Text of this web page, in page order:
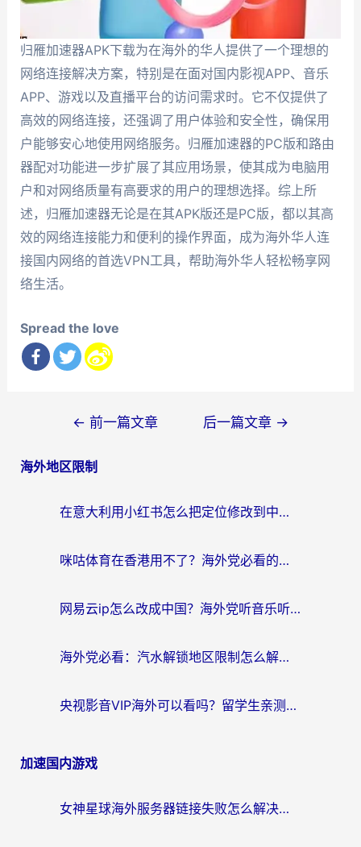
归雁加速器APK下载为在海外的华人提供了一个理想的
网络连接解决方案，特别是在面对国内影视APP、音乐
APP、游戏以及直播平台的访问需求时。它不仅提供了
高效的网络连接，还强调了用户体验和安全性，确保用
户能够安心地使用网络服务。归雁加速器的PC版和路由
器配对功能进一步扩展了其应用场景，使其成为电脑用
户和对网络质量有高要求的用户的理想选择。综上所
述，归雁加速器无论是在其APK版还是PC版，都以其高
效的网络连接能力和便利的操作界面，成为海外华人连
接国内网络的首选VPN工具，帮助海外华人轻松畅享网
络生活。
Spread the love
导
← 前一篇文章 后一篇文章 →
海外地区限制
在意大利用小红书怎么把定位修改到中国国内？3个实用技巧+1个靠谱工具帮你搞定
咪咕体育在香港用不了？海外党必看的回国加速器选择指南（附3个真实场景解决方案）
网易云ip怎么改成中国？海外党听音乐听书的无痛解决方案
海外党必看：汽水解锁地区限制怎么解除？3招解决国内影音&生活服务难题
央视影音VIP海外可以看吗？留学生亲测有效的回国加速器选择指南
加速国内游戏
女神星球海外服务器链接失败怎么解决？海外党国服游戏加速避坑指南